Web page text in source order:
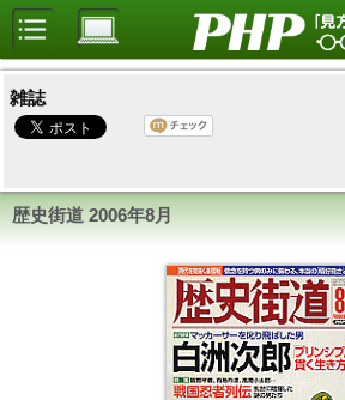
雑誌
歴史街道 2006年8月